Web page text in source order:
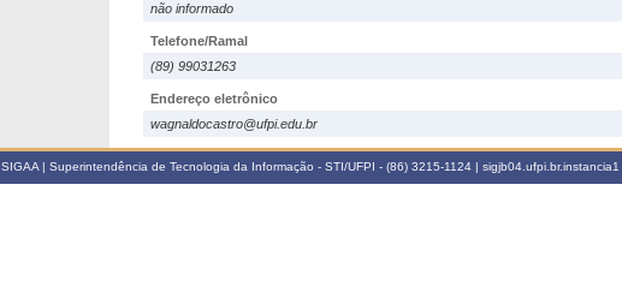
não informado
Telefone/Ramal
(89) 99031263
Endereço eletrônico
wagnaldocastro@ufpi.edu.br
SIGAA | Superintendência de Tecnologia da Informação - STI/UFPI - (86) 3215-1124 | sigjb04.ufpi.br.instancia1